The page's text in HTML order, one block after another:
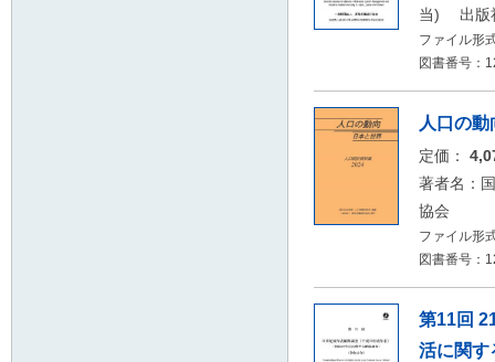
当) 出版
ファイル形
図書番号：
人口の
定価：
著者名：
協会
ファイル形
図書番号：
第11回
活に関す